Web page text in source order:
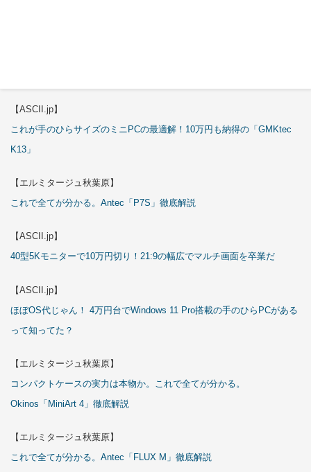
【ASCII.jp】
これが手のひらサイズのミニPCの最適解！10万円も納得の「GMKtec
K13」
【エルミタージュ秋葉原】
これで全てが分かる。Antec「P7S」徹底解説
【ASCII.jp】
40型5Kモニターで10万円切り！21:9の幅広でマルチ画面を卒業だ
【ASCII.jp】
ほぼOS代じゃん！ 4万円台でWindows 11 Pro搭載の手のひらPCがある
って知ってた？
【エルミタージュ秋葉原】
コンパクトケースの実力は本物か。これで全てが分かる。
Okinos「MiniArt 4」徹底解説
【エルミタージュ秋葉原】
これで全てが分かる。Antec「FLUX M」徹底解説